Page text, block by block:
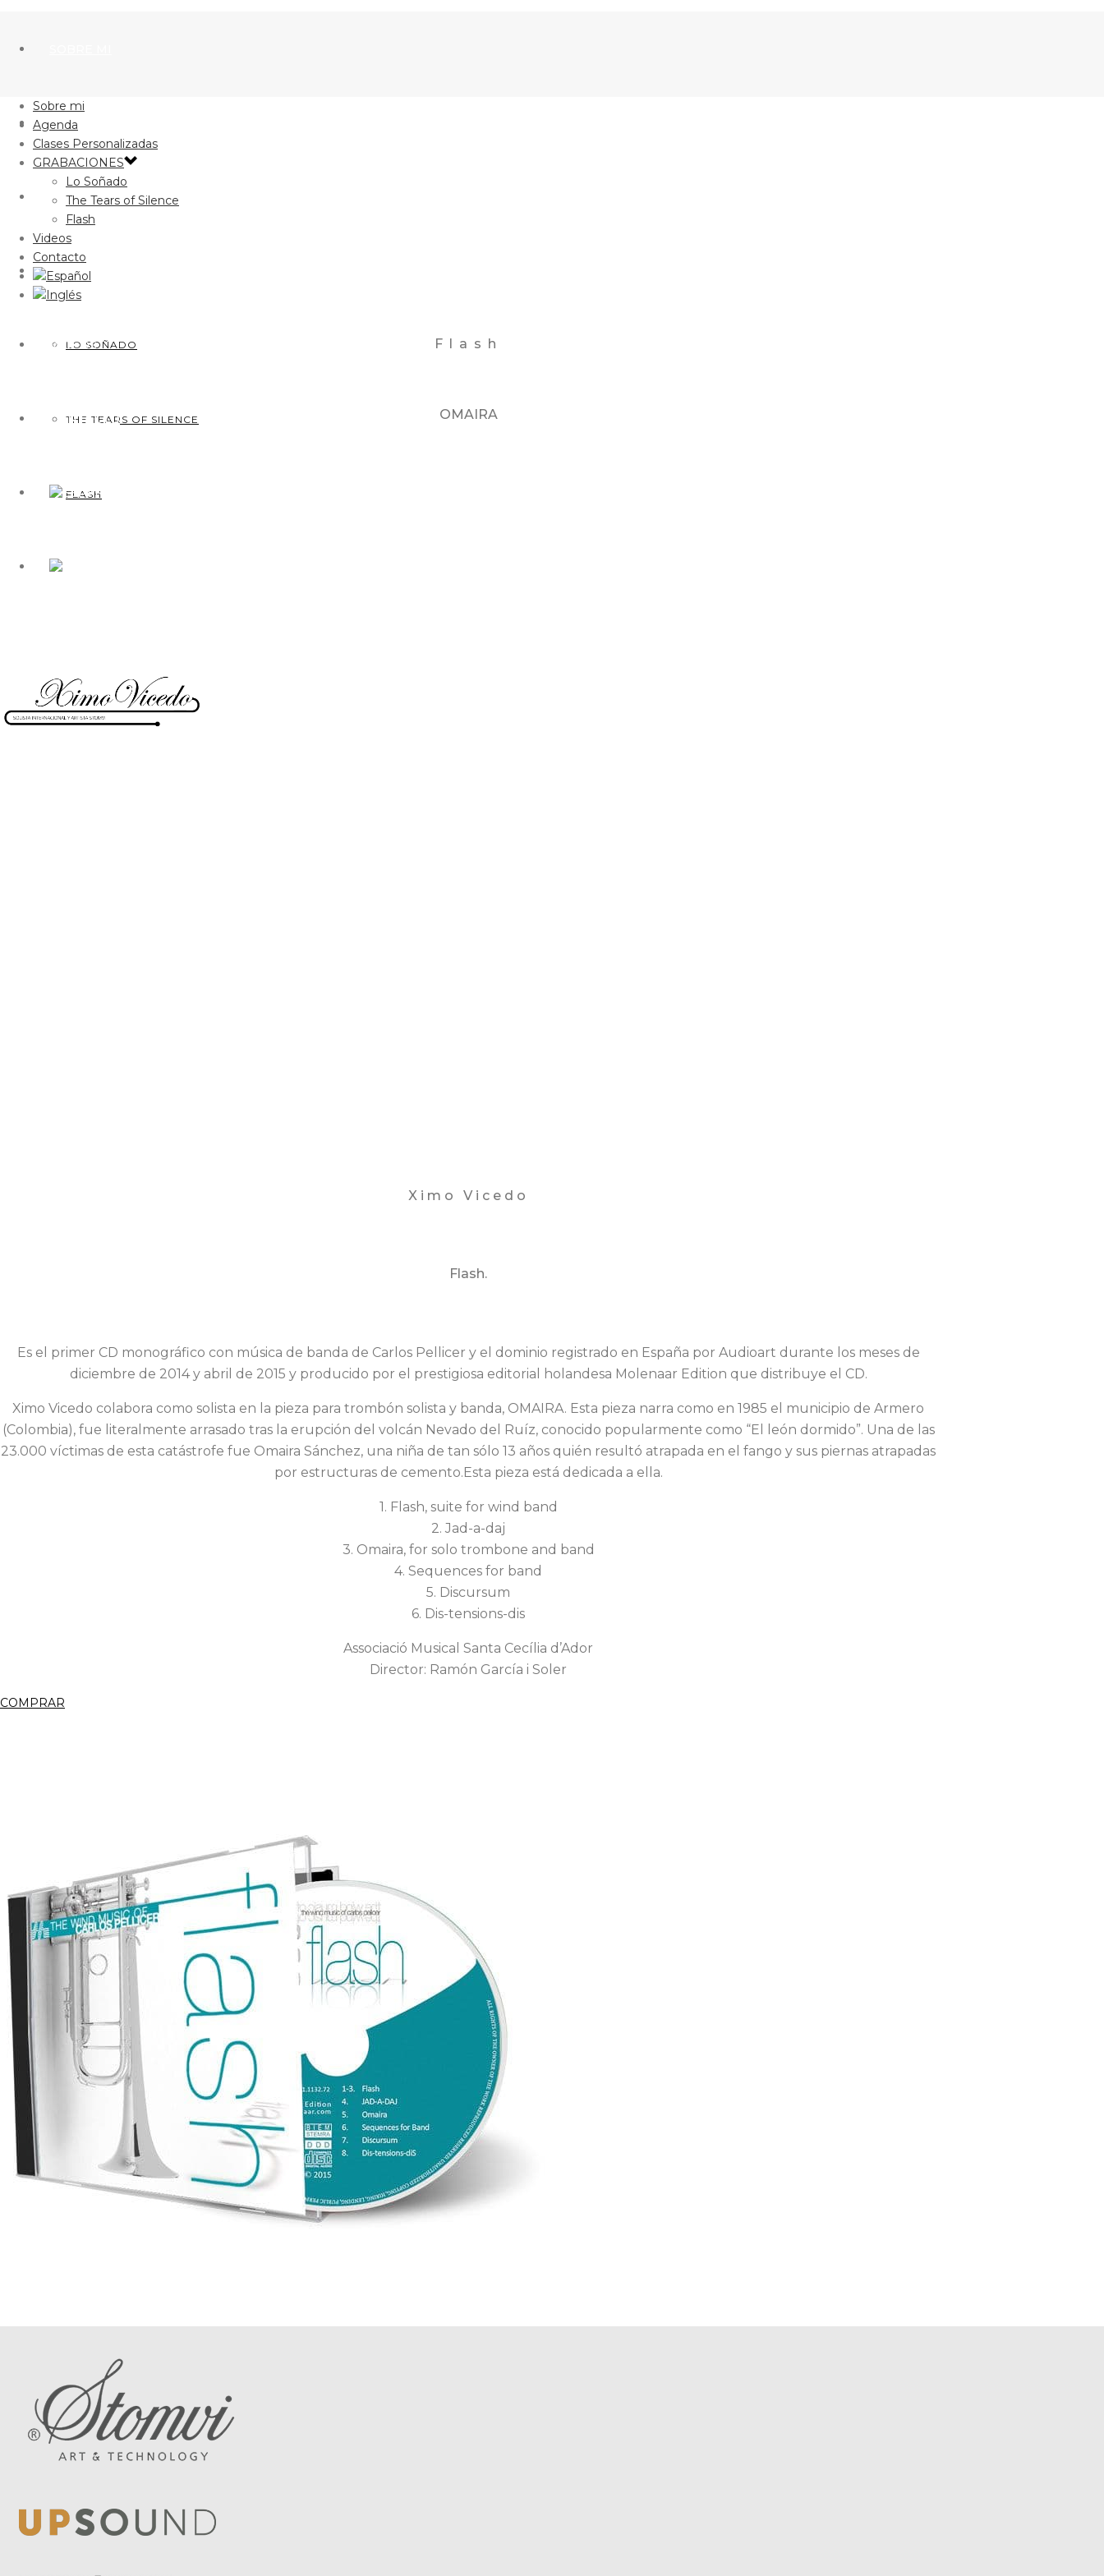
AGENDA
CLASES PERSONALIZADAS
GRABACIONES
LO SOÑADO
THE TEARS OF SILENCE
FLASH
VIDEOS
CONTACTO
Sobre mi
Agenda
Clases Personalizadas
GRABACIONES
Lo Soñado
The Tears of Silence
Flash
Videos
Contacto
Flash
OMAIRA
Ximo Vicedo
Flash.
Es el primer CD monográfico con música de banda de Carlos Pellicer y el dominio registrado en España por Audioart durante los meses de
diciembre de 2014 y abril de 2015 y producido por el prestigiosa editorial holandesa Molenaar Edition que distribuye el CD.
Ximo Vicedo colabora como solista en la pieza para trombón solista y banda, OMAIRA. Esta pieza narra como en 1985 el municipio de Armero
(Colombia), fue literalmente arrasado tras la erupción del volcán Nevado del Ruíz, conocido popularmente como “El león dormido”. Una de las
23.000 víctimas de esta catástrofe fue Omaira Sánchez, una niña de tan sólo 13 años quién resultó atrapada en el fango y sus piernas atrapadas
por estructuras de cemento.Esta pieza está dedicada a ella.
1. Flash, suite for wind band
2. Jad-a-daj
3. Omaira, for solo trombone and band
4. Sequences for band
5. Discursum
6. Dis-tensions-dis
Associació Musical Santa Cecília d’Ador
Director: Ramón García i Soler
COMPRAR